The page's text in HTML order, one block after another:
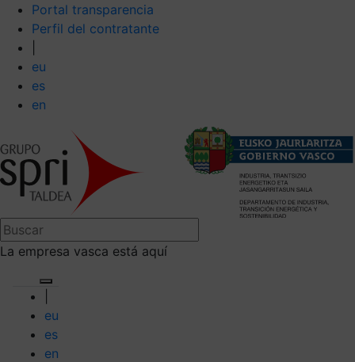
Portal transparencia
Perfil del contratante
eu
es
en
La empresa vasca está aquí
eu
es
en